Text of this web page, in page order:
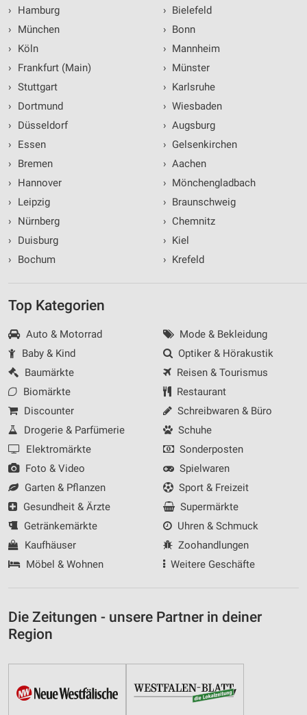
›
Hamburg
›
München
›
Köln
›
Frankfurt (Main)
› Stuttgart
›
Dortmund
›
Düsseldorf
›
Essen
›
Bremen
›
Hannover
›
Leipzig
›
Nürnberg
›
Duisburg
›
Bochum
› Bielefeld
› Bonn
› Mannheim
› Münster
› Karlsruhe
› Wiesbaden
› Augsburg
› Gelsenkirchen
› Aachen
› Mönchengladbach
› Braunschweig
› Chemnitz
› Kiel
› Krefeld
Top Kategorien
Auto & Motorrad
Baby & Kind
Baumärkte
Biomärkte
Discounter
Drogerie & Parfümerie
Elektromärkte
Foto & Video
Garten & Pflanzen
Gesundheit & Ärzte
Getränkemärkte
Kaufhäuser
Möbel & Wohnen
Mode & Bekleidung
Optiker & Hörakustik
Reisen & Tourismus
Restaurant
Schreibwaren & Büro
Schuhe
Sonderposten
Spielwaren
Sport & Freizeit
Supermärkte
Uhren & Schmuck
Zoohandlungen
Weitere Geschäfte
Die Zeitungen - unsere Partner in deiner
Region